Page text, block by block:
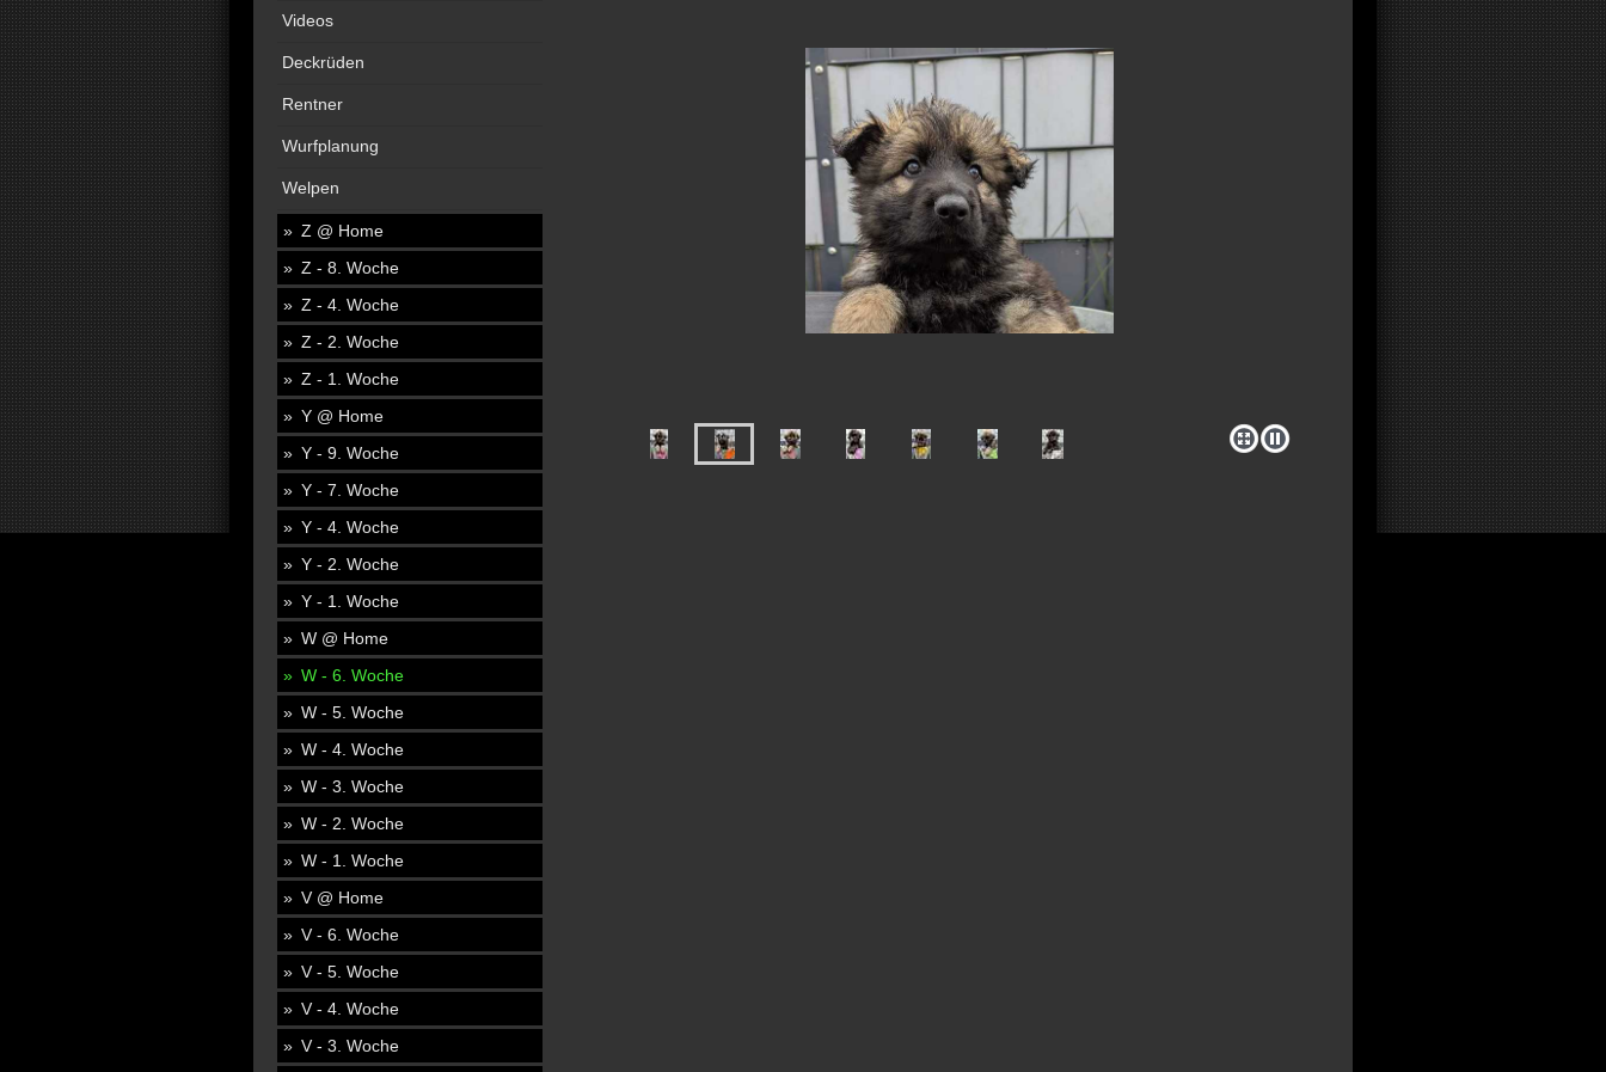
Videos
Deckrüden
Rentner
Wurfplanung
Welpen
Z @ Home
Z - 8. Woche
Z - 4. Woche
Z - 2. Woche
Z - 1. Woche
Y @ Home
Y - 9. Woche
Y - 7. Woche
Y - 4. Woche
Y - 2. Woche
Y - 1. Woche
W @ Home
W - 6. Woche
W - 5. Woche
W - 4. Woche
W - 3. Woche
W - 2. Woche
W - 1. Woche
V @ Home
V - 6. Woche
V - 5. Woche
V - 4. Woche
V - 3. Woche